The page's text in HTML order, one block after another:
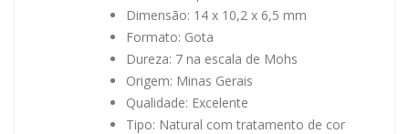
Dimensão: 14 x 10,2 x 6,5 mm
Formato: Gota
Dureza: 7 na escala de Mohs
Origem: Minas Gerais
Qualidade: Excelente
Tipo: Natural com tratamento de cor